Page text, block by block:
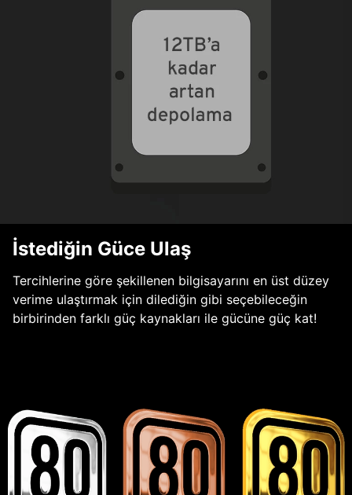
İstediğin Güce Ulaş
Tercihlerine göre şekillenen bilgisayarını en üst düzey
verime ulaştırmak için dilediğin gibi seçebileceğin
birbirinden farklı güç kaynakları ile gücüne güç kat!